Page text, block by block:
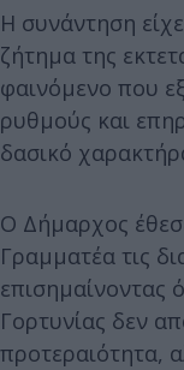
Η συνάντηση
ζήτημα της
φαινόμενο που
ρυθμούς και
δασικό
Ο Δήμαρχος
Γραμματέα τις
επισημαίνοντας
Γορτυνίας δεν
προτεραιότητα,